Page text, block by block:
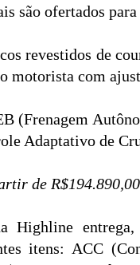
são ofertados
revestidos de
motorista com
(Frenagem
Adaptativo de
de R$194.890,00
Highline entrega,
itens: ACC